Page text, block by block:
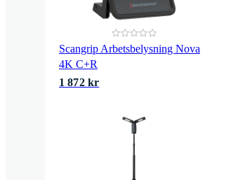
Scangrip Arbetsbelysning Nova
4K C+R
1 872 kr